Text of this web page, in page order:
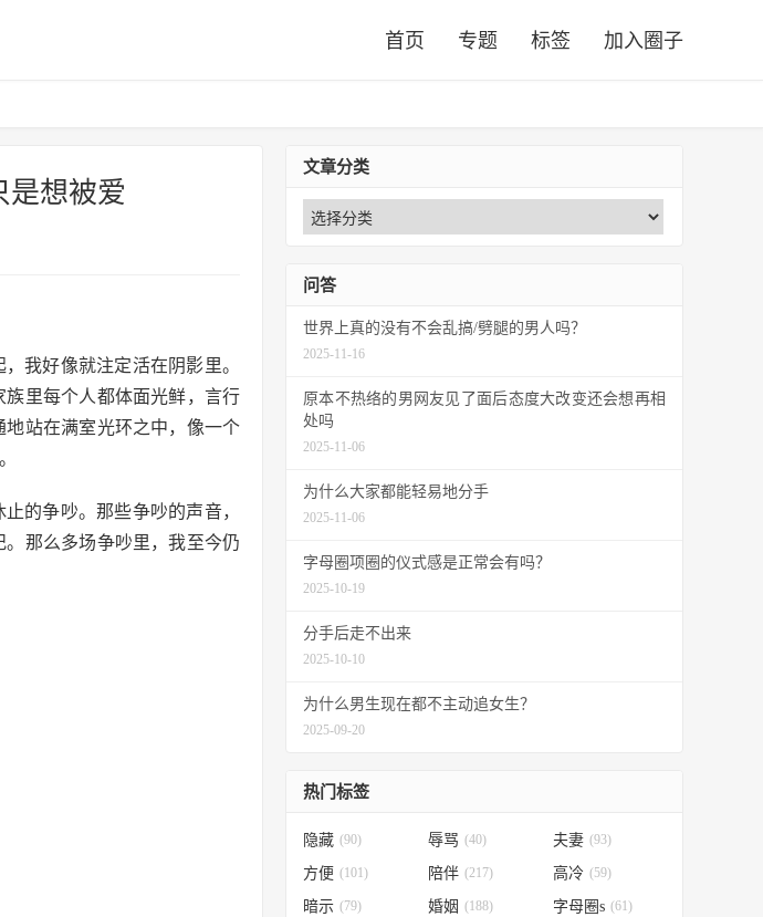
首页 专题 标签 加入圈子
是想被爱
我好像就注定活在阴影里。
里每个人都体面光鲜，言行
站在满室光环之中，像一个
的争吵。那些争吵的声音，
那么多场争吵里，我至今仍
文章分类
问答
世界上真的没有不会乱搞/劈腿的男人吗？
2025-11-16
原本不热络的男网友见了面后态度大改变还会想再相
处吗
2025-11-06
为什么大家都能轻易地分手
2025-11-06
字母圈项圈的仪式感是正常会有吗？
2025-10-19
分手后走不出来
2025-10-10
为什么男生现在都不主动追女生？
2025-09-20
热门标签
隐藏 (90) 辱骂 (40) 夫妻 (93)
方便 (101) 陪伴 (217) 高冷 (59)
暗示 (79) 婚姻 (188) 字母圈s (61)